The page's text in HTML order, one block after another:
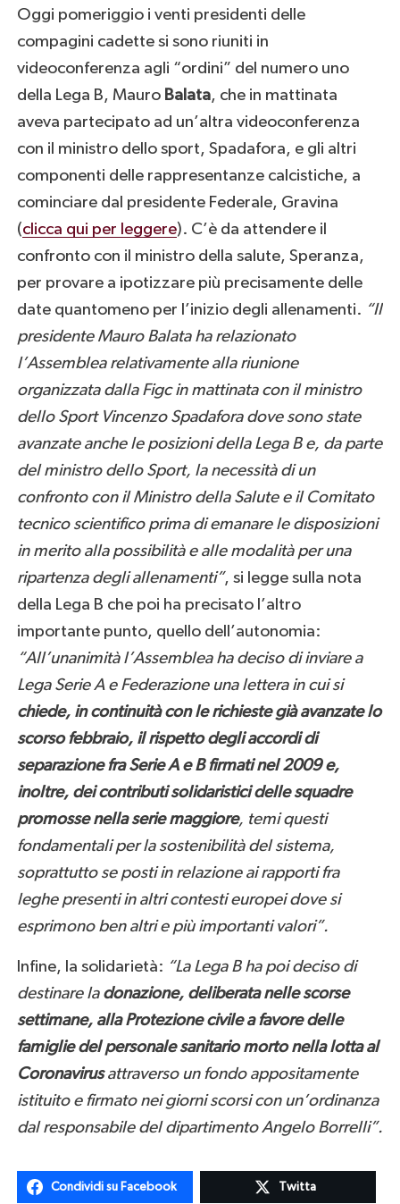
Oggi pomeriggio i venti presidenti delle
compagini cadette si sono riuniti in
videoconferenza agli “ordini” del numero uno
della Lega B, Mauro Balata, che in mattinata
aveva partecipato ad un’altra videoconferenza
con il ministro dello sport, Spadafora, e gli altri
componenti delle rappresentanze calcistiche, a
cominciare dal presidente Federale, Gravina
(clicca qui per leggere). C’è da attendere il
confronto con il ministro della salute, Speranza,
per provare a ipotizzare più precisamente delle
date quantomeno per l’inizio degli allenamenti. “Il
presidente Mauro Balata ha relazionato
l’Assemblea relativamente alla riunione
organizzata dalla Figc in mattinata con il ministro
dello Sport Vincenzo Spadafora dove sono state
avanzate anche le posizioni della Lega B e, da parte
del ministro dello Sport, la necessità di un
confronto con il Ministro della Salute e il Comitato
tecnico scientifico prima di emanare le disposizioni
in merito alla possibilità e alle modalità per una
ripartenza degli allenamenti”, si legge sulla nota
della Lega B che poi ha precisato l’altro
importante punto, quello dell’autonomia:
“All’unanimità l’Assemblea ha deciso di inviare a
Lega Serie A e Federazione una lettera in cui si
chiede, in continuità con le richieste già avanzate lo
scorso febbraio, il rispetto degli accordi di
separazione fra Serie A e B firmati nel 2009 e,
inoltre, dei contributi solidaristici delle squadre
promosse nella serie maggiore, temi questi
fondamentali per la sostenibilità del sistema,
soprattutto se posti in relazione ai rapporti fra
leghe presenti in altri contesti europei dove si
esprimono ben altri e più importanti valori”.
Infine, la solidarietà: “La Lega B ha poi deciso di
destinare la donazione, deliberata nelle scorse
settimane, alla Protezione civile a favore delle
famiglie del personale sanitario morto nella lotta al
Coronavirusattraverso un fondo appositamente
istituito e firmato nei giorni scorsi con un’ordinanza
dal responsabile del dipartimento Angelo Borrelli”.
Condividi su Facebook Twitta